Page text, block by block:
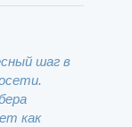
шаг в
как